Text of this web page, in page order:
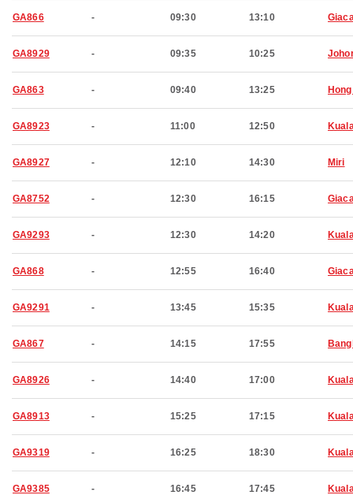
GA866 - 09:30 13:10
GA8929 - 09:35 10:25
GA863 - 09:40 13:25
GA8923 - 11:00 12:50
GA8927 - 12:10 14:30 Miri
GA8752 - 12:30 16:15
GA9293 - 12:30 14:20
GA868 - 12:55 16:40
GA9291 - 13:45 15:35
GA867 - 14:15 17:55
GA8926 - 14:40 17:00
GA8913 - 15:25 17:15
GA9319 - 16:25 18:30
GA9385 - 16:45 17:45